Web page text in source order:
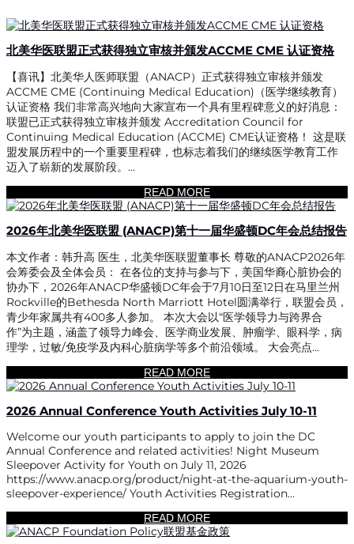
北美华医联盟正式获得独立审核并颁发ACCME CME 认证资格
【喜讯】北美华人医师联盟（ANACP）正式获得独立审核并颁发
ACCME CME (Continuing Medical Education)（医学继续教育）
认证资格 我们非常高兴地向大家宣布一个具有里程碑意义的好消息：
联盟已正式获得独立审核并颁发 Accreditation Council for
Continuing Medical Education (ACCME) CME认证资格！ 这是联
盟发展历程中的一个重要里程碑，也标志着我们的继续医学教育工作
迈入了崭新的发展阶段。...
READ MORE
2026年北美华医联盟 (ANACP)第十一届华盛顿DC年会总结报告
本文作者：韩升高 医生，北美华医联盟董事长 尊敬的ANACP2026年
会筹委会及全体会员： 在各位的支持与参与下，美国华裔心脏协会的
协办下，2026年ANACP华盛顿DC年会于7月10日至12日在马里兰州
Rockville的Bethesda North Marriott Hotel圆满举行，联盟会员，
青少年家属共有400多人参加。 本次大会以“医学领导力与跨界合
作”为主题，涵盖了领导力峰会、医学商业发展、肿瘤学、眼科学，病
理学，过敏/免疫学及内科心脏病学等多个前沿领域。 大会亮点...
READ MORE
2026 Annual Conference Youth Activities July 10-11
Welcome our youth participants to apply to join the DC
Annual Conference and related activities! Night Museum
Sleepover Activity for Youth on July 11, 2026
https://www.anacp.org/product/night-at-the-aquarium-youth-
sleepover-experience/ Youth Activities Registration...
READ MORE